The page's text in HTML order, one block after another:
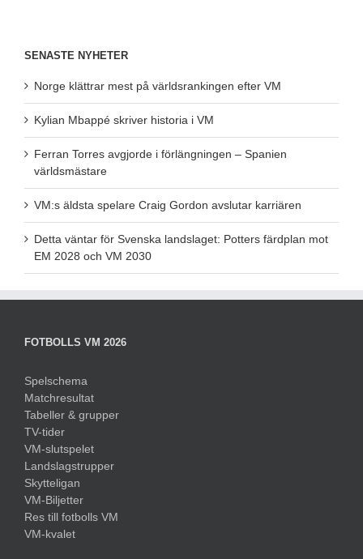
SENASTE NYHETER
Norge klättrar mest på världsrankingen efter VM
Kylian Mbappé skriver historia i VM
Ferran Torres avgjorde i förlängningen – Spanien
världsmästare
VM:s äldsta spelare Craig Gordon avslutar karriären
Detta väntar för Svenska landslaget: Potters färdplan mot
EM 2028 och VM 2030
FOTBOLLS VM 2026
Spelschema
Matchresultat
Tabeller & grupper
TV-tider
VM-slutspelet
Landslagstrupper
Skytteligan
VM-Biljetter
Res till fotbolls VM
VM-kvalet